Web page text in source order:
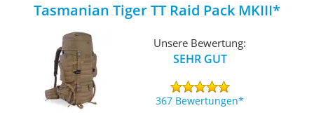
Tasmanian Tiger TT Raid Pack MKIII
Unsere Bewertung:
SEHR GUT
367 Bewertungen